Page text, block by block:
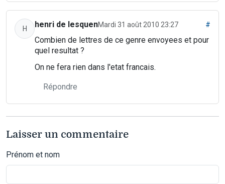
H henri de lesquenMardi 31 août 2010 23:27 #
Combien de lettres de ce genre envoyees et pour
quel resultat ?
On ne fera rien dans l'etat francais.
Répondre
Laisser un commentaire
Prénom et nom